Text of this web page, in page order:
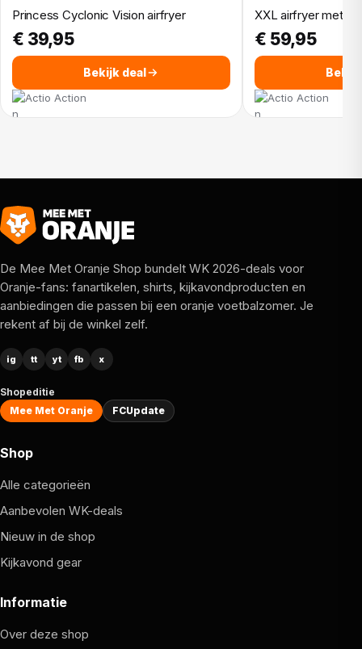
Princess Cyclonic Vision airfryer
€ 39,95
Bekijk deal
Action
XXL airfryer met
€ 59,95
Action
De Mee Met Oranje Shop bundelt WK 2026-deals voor
Oranje-fans: fanartikelen, shirts, kijkavondproducten en
aanbiedingen die passen bij een oranje voetbalzomer. Je
rekent af bij de winkel zelf.
ig tt yt fb x
Shopeditie
Mee Met Oranje
FCUpdate
Shop
Alle categorieën
Aanbevolen WK-deals
Nieuw in de shop
Kijkavond gear
Informatie
Over deze shop